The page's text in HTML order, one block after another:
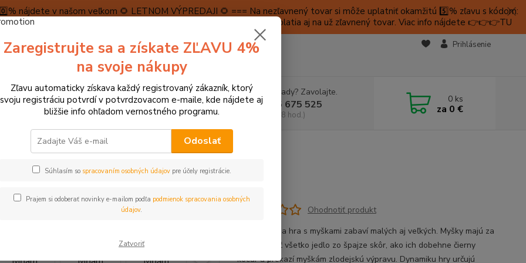
nájdete v našom veľkom 🌻 LETNOM VÝPREDAJI 🌻 === Na nezľavnený tovar si môže uplatniť okamžitú 5️⃣% zľavu s kódom:
máme teraz pripravené špeciálne zľavy až do výšky 1️⃣5️⃣% , ktoré platia aj na už zľavnený tovar. Viac info nájdete 👉👉👉TU
A PLATBA RECENZIE 👉VRÁTENIE TOVARU👈
KONTAKTY
Prihlásenie
Hľadať
Neviete si rady? Zavolajte.
+421 905 675 525
(Po-Pia, 9-18 hod.)
0 ks
za 0 €
Stolové hry, hlavolamy Mindok hra Mňam
hra Mňam
Ohodnotiť produkt
Kooperatívna hra s myškami zabaví malých aj veľkých. Myšky majú za
úlohu vyjesť všetko jedlo zo špajze skôr, ako ich dobehne čierny
kocúr a prekazí myškám zlodejskú výpravu. Dynamiku hry určujú
Zaregistrujte sa a získate ZĽAVU 4%
na svoje nákupy
Zľavu automaticky získava každý registrovaný zákazník, ktorý
svoju registráciu potvrdí v potvrdzovacom e-maile, kde nájdete aj
bližšie info ohľadom vernostného programu.
Odoslať
Súhlasím so spracovaním osobných údajovpre účely registrácie.
Prajem si odoberať novinky e-mailom podľa podmienok spracovania osobných
údajov.
Zatvoriť